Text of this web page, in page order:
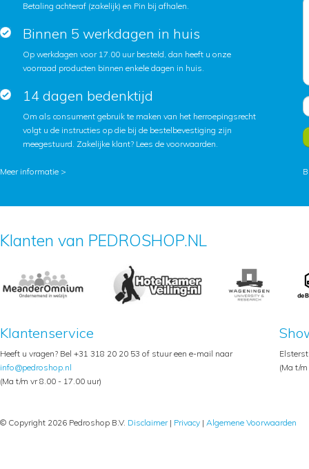
Betaling achteraf (zakelijk) en Pin bij afhalen.
Binnen 5 werkdagen in huis
Op werkdagen voor 17.00 uur besteld, dan heeft u onze
voorraad producten binnen enkele dagen in huis.
14 dagen bedenktijd
Om als consument gebruik te maken van het herroepingsrecht
volgt u de instructies op die bij de bestelbevestiging zijn
meegestuurd. Zakelijke klant? Lees de voorwaarden.
Meer informatie >
Klanten van PEDROSHOP.NL
Klantenservice
Heeft u vragen? Bel +31 318 20 20 53 of stuur een e-mail naar
info@pedroshop.nl
(Ma t/m vr 8.00 - 17.00 uur)
(Ma t/
© Copyright 2026 Pedroshop B.V. Disclaimer| Privacy | Algemene Voorwaarden